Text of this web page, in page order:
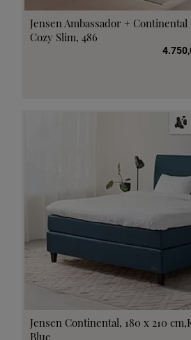
Jensen Ambassador +
Cozy Slim, 486
Jensen Continental, 180 x 210
Blue